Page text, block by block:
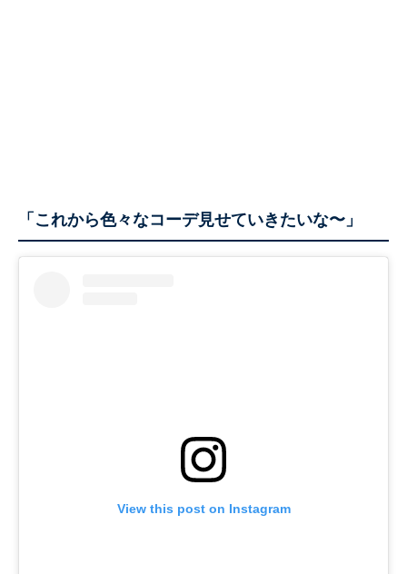
「これから色々なコーデ見せていきたいな〜」
View this post on Instagram